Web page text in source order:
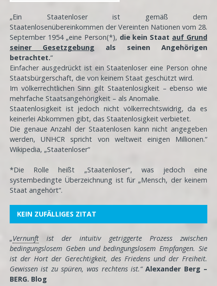
„Ein Staatenloser ist gemäß dem
Staatenlosenübereinkommen der Vereinten Nationen vom 28.
September 1954 „eine Person(*), die kein Staat auf Grund
seiner Gesetzgebung als seinen Angehörigen
betrachtet.“
Einfacher ausgedrückt ist ein Staatenloser eine Person ohne
Staatsbürgerschaft, die von keinem Staat geschützt wird.
Im völkerrechtlichen Sinn gilt Staatenlosigkeit – ebenso wie
mehrfache Staatsangehörigkeit – als Anomalie.
Staatenlosigkeit ist jedoch nicht völkerrechtswidrig, da es
keinerlei Abkommen gibt, das Staatenlosigkeit verbietet.
Die genaue Anzahl der Staatenlosen kann nicht angegeben
werden, UNHCR spricht von weltweit einigen Millionen.“
Wikipedia, „Staatenloser“
*Die Rolle heißt „Staatenloser“, was jedoch eine
systembedingte Überzeichnung ist für „Mensch, der keinem
Staat angehört“.
KEIN ZUFÄLLIGES ZITAT
„Vernunft ist der intuitiv getriggerte Prozess zwischen
bedingungslosem Geben und bedingungslosem Empfangen. Sie
ist der Hort der Gerechtigkeit, des Friedens und der Freiheit.
Gewissen ist zu spüren, was rechtens ist.“Alexander Berg –
BERG. Blog